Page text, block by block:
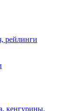
рейлинги
кенгурины.